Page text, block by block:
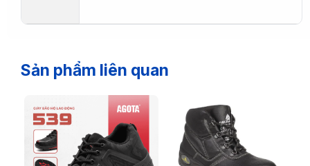
Sản phẩm liên quan